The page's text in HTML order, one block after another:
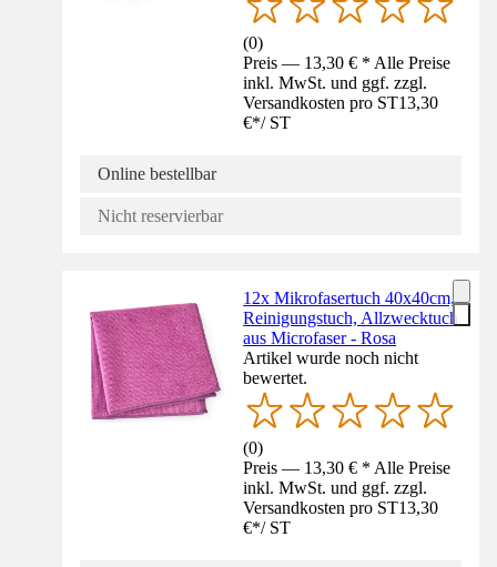
(0)
Preis — 13,30 € * Alle Preise
inkl. MwSt. und ggf. zzgl.
Versandkosten pro ST13,30
€*/ ST
Online bestellbar
Nicht reservierbar
12x Mikrofasertuch 40x40cm,
Reinigungstuch, Allzwecktuch
aus Microfaser - Rosa
Artikel wurde noch nicht
bewertet.
(0)
Preis — 13,30 € * Alle Preise
inkl. MwSt. und ggf. zzgl.
Versandkosten pro ST13,30
€*/ ST